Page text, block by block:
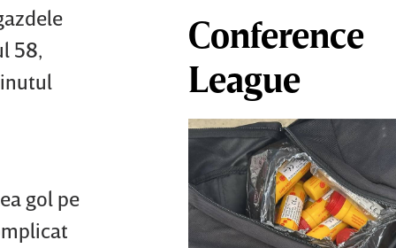
58,
gol pe
Conference
League